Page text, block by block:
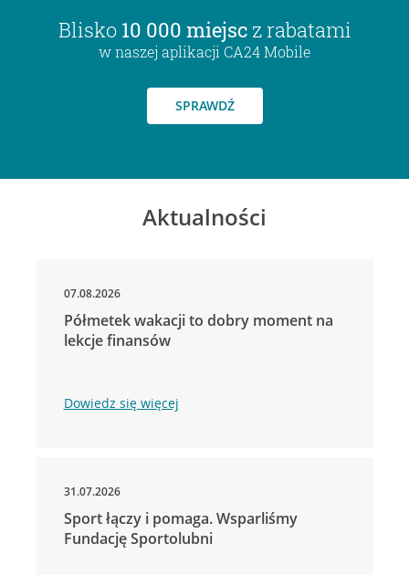
Blisko 10 000 miejsc z rabatami
w naszej aplikacji CA24 Mobile
SPRAWDŹ
Aktualności
07.08.2026
Półmetek wakacji to dobry moment na
lekcje finansów
Dowiedz się więcej
31.07.2026
Sport łączy i pomaga. Wsparliśmy
Fundację Sportolubni